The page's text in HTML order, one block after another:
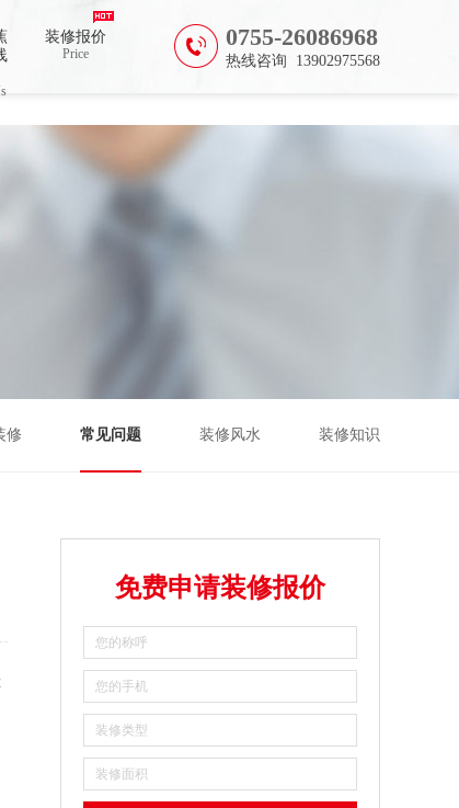
0755-26086968
热线咨询 13902975568
装修报价
Price
修 常见问题 装修风水 装修知识
免费申请装修报价